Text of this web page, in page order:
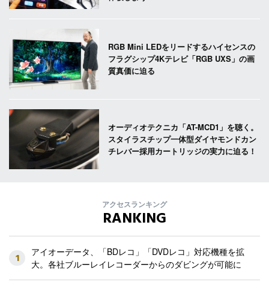
RGB Mini LEDをリードするハイセンスの
フラグシップ4Kテレビ「RGB UXS」の画
質真価に迫る
オーディオテクニカ「AT-MCD1」を聴く。
スタイラスチップ一体型ダイヤモンドカン
チレバー採用カートリッジの実力に迫る！
アクセスランキング
RANKING
1
アイオーデータ、「BDレコ」「DVDレコ」対応機種を拡
大。各社ブルーレイレコーダーからのダビングが可能に